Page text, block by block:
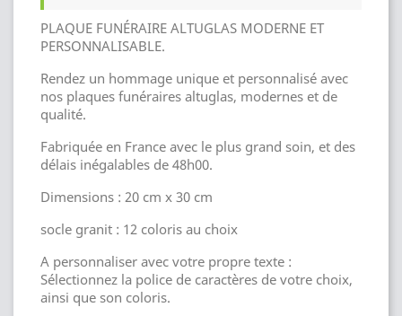
PLAQUE FUNÉRAIRE ALTUGLAS MODERNE ET
PERSONNALISABLE.
Rendez un hommage unique et personnalisé avec
nos plaques funéraires altuglas, modernes et de
qualité.
Fabriquée en France avec le plus grand soin, et des
délais inégalables de 48h00.
Dimensions : 20 cm x 30 cm
socle granit : 12 coloris au choix
A personnaliser avec votre propre texte :
Sélectionnez la police de caractères de votre choix,
ainsi que son coloris.